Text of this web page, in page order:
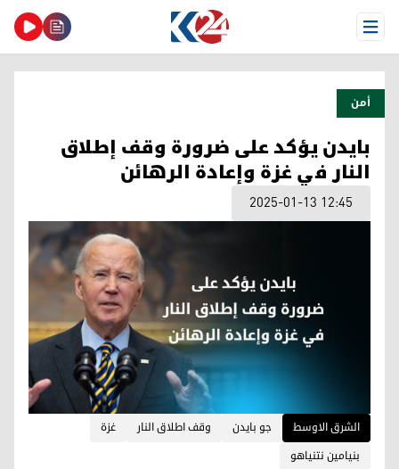
Open Menu
أمن
بايدن يؤكد على ضرورة وقف إطلاق
النار في غزة وإعادة الرهائن
2025-01-13 12:45
الشرق الاوسط جو بايدن وقف اطلاق النار
غزة
بنيامين نتنياهو